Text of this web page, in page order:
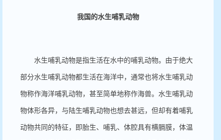
我国的水生哺乳动物
水生哺乳动物是指生活在水中的哺乳动物。由于绝大
部分水生哺乳动物都生活在海洋中，通常也将水生哺乳动
物称作海洋哺乳动物，甚至简单地称作海兽。水生哺乳动
物体形各异，与陆生哺乳动物也想去甚远，但却有着哺乳
动物共同的特征，即胎生、哺乳、体腔具有横膈膜，体温